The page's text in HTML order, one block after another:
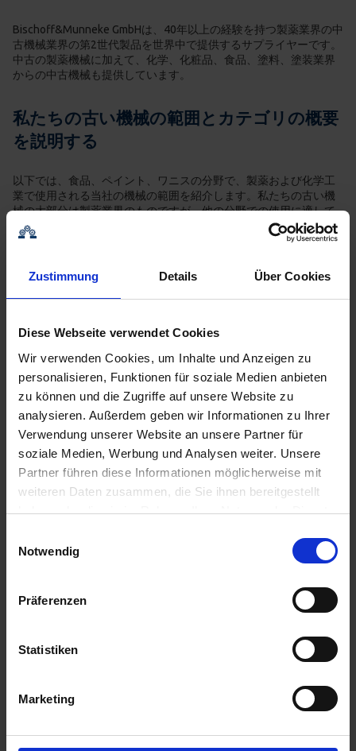
Zustimmung Details Über Cookies
Diese Webseite verwendet Cookies
Wir verwenden Cookies, um Inhalte und Anzeigen zu
personalisieren, Funktionen für soziale Medien anbieten
zu können und die Zugriffe auf unsere Website zu
analysieren. Außerdem geben wir Informationen zu Ihrer
Verwendung unserer Website an unsere Partner für
soziale Medien, Werbung und Analysen weiter. Unsere
Partner führen diese Informationen möglicherweise mit
weiteren Daten zusammen, die Sie ihnen bereitgestellt
haben oder die sie im Rahmen Ihrer Nutzung der Dienste
Impressum
Notwendig
Präferenzen
Statistiken
Marketing
Bischoff&Munneke GmbHは、40年以上の経験を持つ製薬業界の中
古機械業界の第2世代製品を世界中で提供するサプライヤーです。
中古の製薬機械に加えて、化学、化粧品、食品、塗料、塗装業界
からの中古機械も提供しています。
私たちの古い機械の範囲とカテゴリの概要
を説明する
以下では、食品、ペイント、ワニスの分野で、製薬および化学工
業で使用される当社の機械の範囲を紹介します。私たちの古い機
械の大部分は製薬業界のものですが、他の分野での使用に適して
いることを改めて強調しておきたいと思います。ただし、指定さ
れた分野でしか再利用できない塗装・ワニス部門の機械には当て
を混合するためのすべての機械があります。
充填包装機
このタイトルの下には、ボトル、チューブ、カプセ
ル、バッグなどの液体、半固体または固体の物質を
充填または包装するためのあらゆる種類の機械があ
ブリスター包装用熱成形シール機
このクラスには、通常錠剤やカプセルの包装に使用
されるが、バイアル、アンプル、ディスポーザブル
注射器にも使用される熱成形機、いわゆるブリスタ
このカテゴリーでは、ラップフラップが閉じていた
たりする、折りたたまれた箱の中に、泡、袋、チュ
ラベリングマシン
ルでラベルを付ける機械を見つけることができま
このカテゴリーでは、粉や粒を決められた形にプレ
スする機械を見つけることができます。基本的には
る。